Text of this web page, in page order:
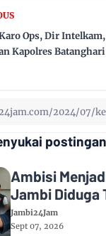
Ops, Dir
Kapolres Batanghari
Ambisi
Jambi Diduga
Jambi24Jam
Sept 07, 2026